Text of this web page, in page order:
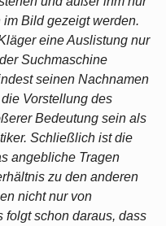
Bild gezeigt werden.
eine Auslistung nur
Suchmaschine
seinen Nachnamen
Vorstellung des
Bedeutung sein als
Schließlich ist die
angebliche Tragen
zu den anderen
nicht nur von
folgt schon daraus, dass